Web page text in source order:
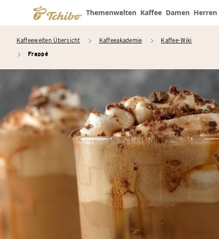
Themenwelten Kaffee Damen Herren
Kaffeewelten Übersicht arrow_right Kaffeeakademie arrow_right Kaffee-Wiki
arrow_right Frappé